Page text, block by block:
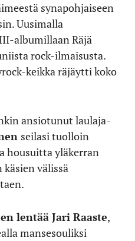
synapohjaiseen
Uusimalla
albumillaan Räjä
rock-ilmaisusta.
keikka räjäytti koko
ansiotunut laulaja-
seilasi tuolloin
housuitta yläkerran
välissä
lentää Jari Raaste,
mansesouliksi